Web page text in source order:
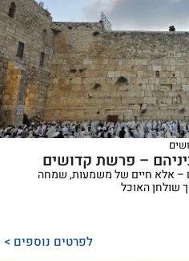
– פרשת קדושים
– אלא חיים של משמעות, שמחה
שולחן האוכל
לפרטים נוספים >